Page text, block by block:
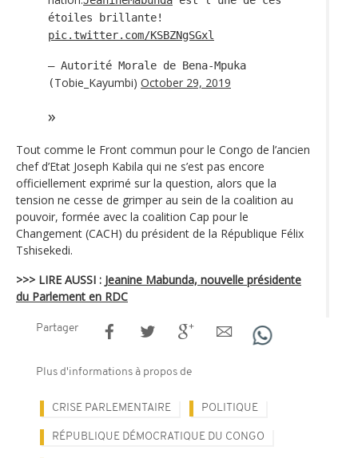
étoiles brillante!
pic.twitter.com/KSBZNgSGxl
— Autorité Morale de Bena-Mpuka
(Tobie_Kayumbi) October 29, 2019
Tout comme le Front commun pour le Congo de l’ancien
chef d’Etat Joseph Kabila qui ne s’est pas encore
officiellement exprimé sur la question, alors que la
tension ne cesse de grimper au sein de la coalition au
pouvoir, formée avec la coalition Cap pour le
Changement (CACH) du président de la République Félix
Tshisekedi.
>>> LIRE AUSSI : Jeanine Mabunda, nouvelle présidente
du Parlement en RDC
Partager
Plus d'informations à propos de
CRISE PARLEMENTAIRE POLITIQUE
RÉPUBLIQUE DÉMOCRATIQUE DU CONGO